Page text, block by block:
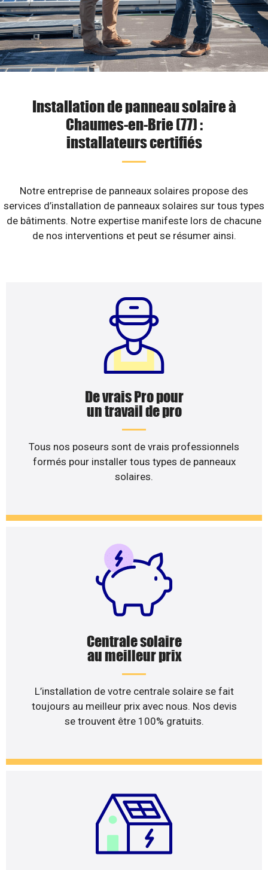
Installation de panneau solaire à
Chaumes-en-Brie (77) :
installateurs certifiés
Notre entreprise de panneaux solaires propose des
services d’installation de panneaux solaires sur tous types
de bâtiments. Notre expertise manifeste lors de chacune
de nos interventions et peut se résumer ainsi.
De vrais Pro pour
un travail de pro
Tous nos poseurs sont de vrais professionnels
formés pour installer tous types de panneaux
solaires.
Centrale solaire
au meilleur prix
L’installation de votre centrale solaire se fait
toujours au meilleur prix avec nous. Nos devis
se trouvent être 100% gratuits.